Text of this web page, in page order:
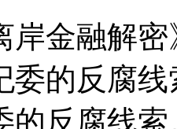
岸金融解
委的反腐
的反腐线